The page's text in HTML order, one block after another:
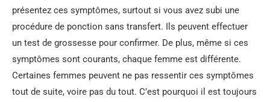
présentez ces symptômes, surtout si vous avez subi une
procédure de ponction sans transfert. Ils peuvent effectuer
un test de grossesse pour confirmer. De plus, même si ces
symptômes sont courants, chaque femme est différente.
Certaines femmes peuvent ne pas ressentir ces symptômes
tout de suite, voire pas du tout. C’est pourquoi il est toujours